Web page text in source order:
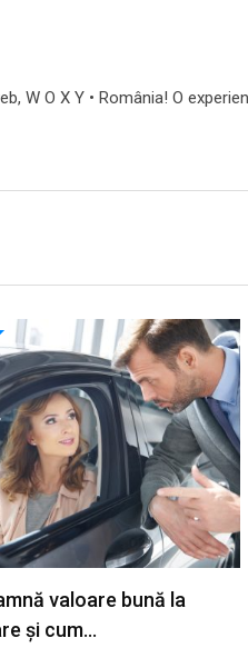
W O X Y • România! O
valoare bună la
și cum…